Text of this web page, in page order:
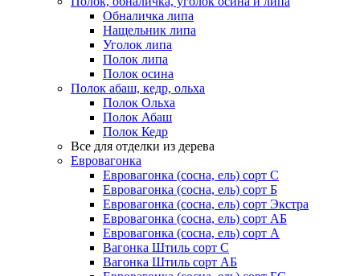
Обналичка липа
Нащельник липа
Уголок липа
Полок липа
Полок осина
Полок абаш, кедр, ольха
Полок Ольха
Полок Абаш
Полок Кедр
Все для отделки из дерева
Евровагонка
Евровагонка (сосна, ель) сорт С
Евровагонка (сосна, ель) сорт Б
Евровагонка (сосна, ель) сорт Экстра
Евровагонка (сосна, ель) сорт АБ
Евровагонка (сосна, ель) сорт А
Вагонка Штиль сорт С
Вагонка Штиль сорт АБ